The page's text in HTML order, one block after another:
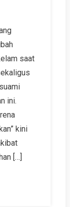
saat
ini.
kini
[…]